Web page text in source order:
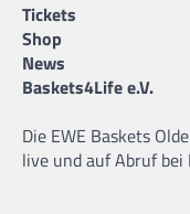
Tickets
Shop
News
Baskets4Life e.V.
Die EWE Baskets
live und auf Abruf bei